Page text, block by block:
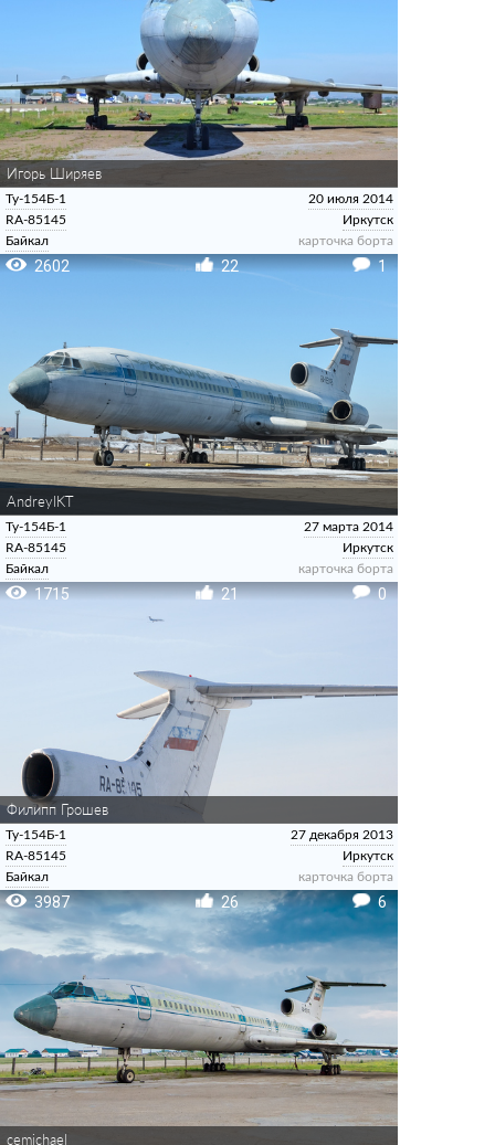
Игорь Ширяев
Ту-154Б-1
RA-85145
Байкал
20 июля 2014
Иркутск
карточка борта
2602 22 1
AndreyIKT
Ту-154Б-1
RA-85145
Байкал
27 марта 2014
Иркутск
карточка борта
1715 21 0
Филипп Грошев
Ту-154Б-1
RA-85145
Байкал
27 декабря 2013
Иркутск
карточка борта
3987 26 6
cemichael